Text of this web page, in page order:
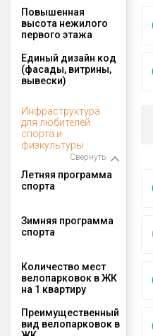
Повышенная
высота нежилого
первого этажа
Единый дизайн код
(фасады, витрины,
вывески)
Инфраструктура
для любителей
спорта и
физкультуры
Свернуть
Летняя программа
спорта
Зимняя программа
спорта
Количество мест
велопарковок в ЖК
на 1 квартиру
Преимущественный
вид велопарковок в